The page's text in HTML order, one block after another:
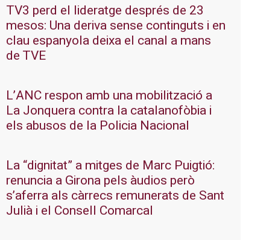
TV3 perd el lideratge després de 23
mesos: Una deriva sense continguts i en
clau espanyola deixa el canal a mans
de TVE
L’ANC respon amb una mobilització a
La Jonquera contra la catalanofòbia i
els abusos de la Policia Nacional
La “dignitat” a mitges de Marc Puigtió:
renuncia a Girona pels àudios però
s’aferra als càrrecs remunerats de Sant
Julià i el Consell Comarcal